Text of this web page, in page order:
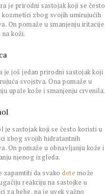
je prirodni sastojak koji se često
kozmetici zbog svojih umirujućih
On pomaže u smanjenju
koži.
je još jedan prirodni sastojak koji
svojstva. Ona pomaže u
upale kože i smanjenju crvenila.
je sastojak koji se često koristi u
zbog svojih hidratantnih
On pomaže u obnavljanju kože i
njenog izgleda.
zapamtiti da svako dete može
reakciju na sastojke u
za bebe, pa je uvek važno